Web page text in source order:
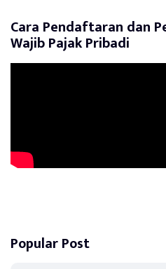
Cara Pendaftaran dan
Wajib Pajak Pribadi
Popular Post